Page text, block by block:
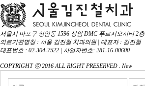
서울시 마포구 상암동 1596 상암 DMC 푸르지오시티 2층
의료기관명칭 : 서울 김진철 치과의원 | 대표자 : 김진철
대표번호 : 02-304-7522 | 사업자번호: 281-16-00600
COPYRIGHT ⓒ 2016 ALL RIGHT PRESERVED . New